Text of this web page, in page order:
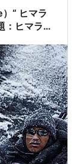
“ ヒマラ
：ヒマラ